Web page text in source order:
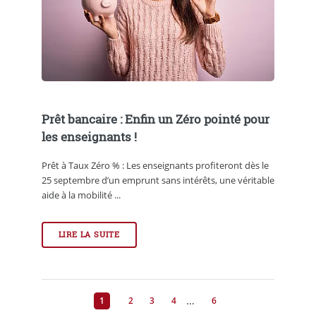
Prêt bancaire : Enfin un Zéro pointé pour
les enseignants !
Prêt à Taux Zéro % : Les enseignants profiteront dès le
25 septembre d’un emprunt sans intérêts, une véritable
aide à la mobilité ...
LIRE LA SUITE
1 2 3 4 … 6